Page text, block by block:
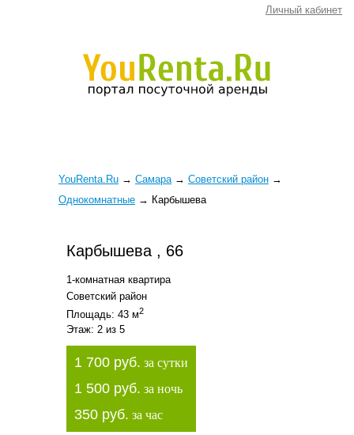
Личный кабинет
YouRenta.Ru → Самара → Советский район →
Однокомнатные → Карбышева
Карбышева , 66
1-комнатная квартира
Советский район
Площадь: 43 м2
Этаж: 2 из 5
1 700 руб. за сутки
1 500 руб. за ночь
350 руб. за час